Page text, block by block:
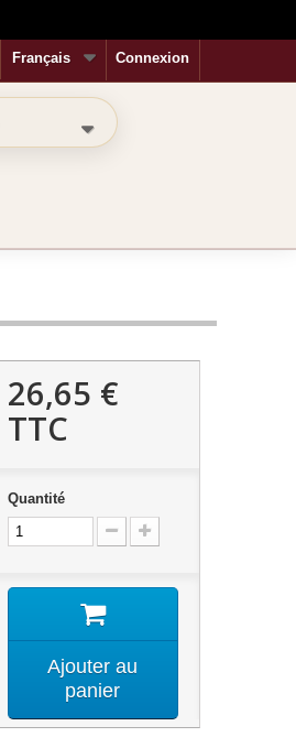
Connexion
Français
26,65 €
TTC
Quantité
Ajouter au
panier